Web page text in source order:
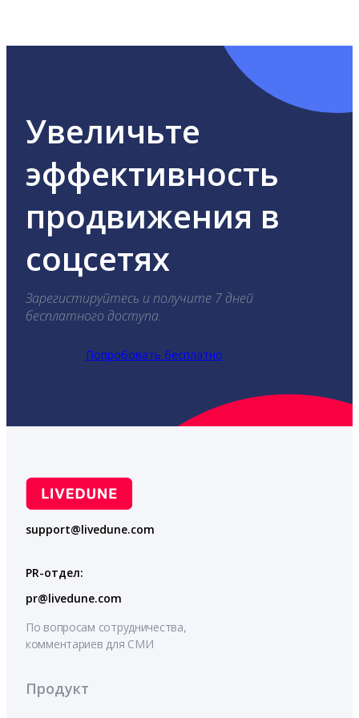
Увеличьте
эффективность
продвижения в
соцсетях
Зарегистируйтесь и получите 7 дней
бесплатного доступа.
Попробовать бесплатно
support@livedune.com
PR-отдел:
pr@livedune.com
По вопросам сотрудничества,
комментариев для СМИ
Продукт